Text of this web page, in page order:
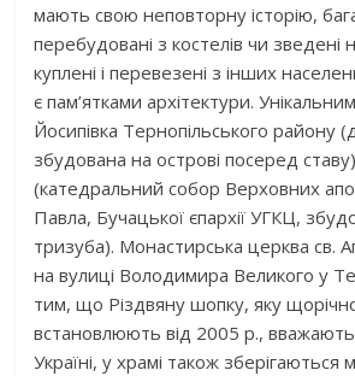
мають свою неповторну історію,
перебудовані з костелів чи зведені
куплені і перевезені з інших
є пам’ятками архітектури.
Йосипівка Тернопільського району
збудована на острові посеред
(катедральний собор Верховних
Павла, Бучацької єпархії УГКЦ,
тризуба). Монастирська церква св.
на вулиці Володимира Великого у
тим, що Різдвяну шопку, яку
встановлюють від 2005 р.,
Україні, у храмі також зберігаються